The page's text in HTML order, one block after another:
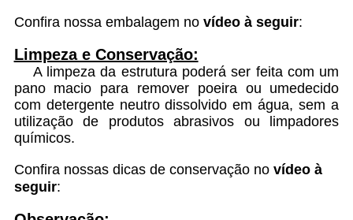
Confira nossa embalagem no vídeo à seguir:
Limpeza e Conservação:
A limpeza da estrutura poderá ser feita com um
pano macio para remover poeira ou umedecido
com detergente neutro dissolvido em água, sem a
utilização de produtos abrasivos ou limpadores
químicos.
Confira nossas dicas de conservação no vídeo à
seguir: